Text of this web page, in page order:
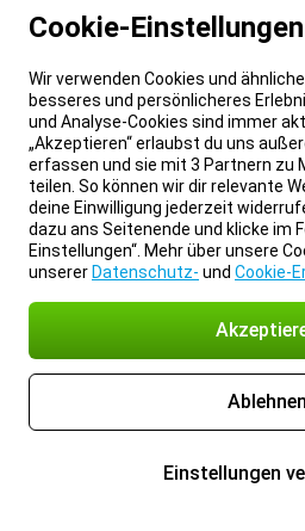
Cookie-Einstellungen
Wir verwenden Cookies und
besseres und persönlicheres
und Analyse-Cookies sind immer
„Akzeptieren“ erlaubst du uns
erfassen und sie mit 3 Partnern zu
teilen. So können wir dir relevante
deine Einwilligung jederzeit
dazu ans Seitenende und klicke im
Einstellungen“. Mehr über unsere
unserer Datenschutz- und Cookie-
Ablehnen
Einstellungen